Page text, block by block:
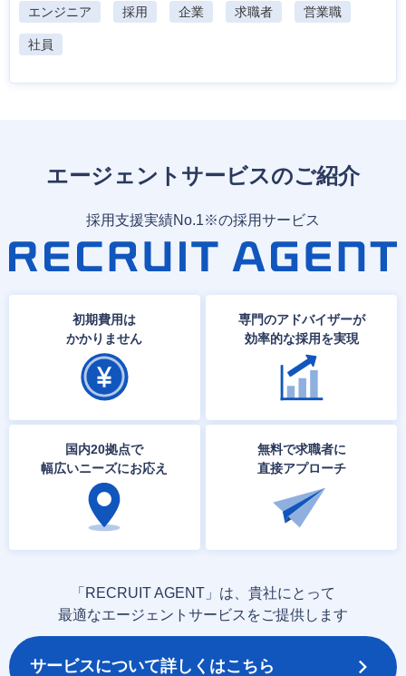
エンジニア 採用 企業 求職者 営業職
社員
エージェントサービスのご紹介
採用支援実績No.1※の採用サービス
初期費用は
かかりません
専門のアドバイザーが
効率的な採用を実現
国内20拠点で
幅広いニーズにお応え
無料で求職者に
直接アプローチ
「RECRUIT AGENT」は、貴社にとって
最適なエージェントサービスをご提供します
サービスについて詳しくはこちら